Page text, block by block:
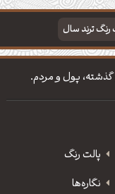
رنگ ترند سال
شعر مولانا
گذشته، پول و مردم.
پالت رنگ
نگاره‌ها